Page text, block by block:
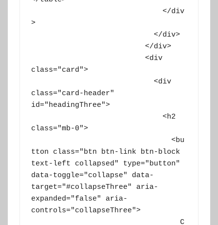
>
class="card">
class="card-header"
id="headingThree">
class="mb-0">
tton class="btn btn-link btn-block
text-left collapsed" type="button"
data-toggle="collapse" data-
target="#collapseThree" aria-
expanded="false" aria-
controls="collapseThree">